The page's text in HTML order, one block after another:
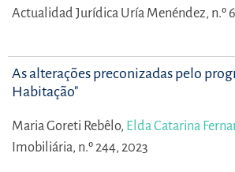
Actualidad Jurídica Uría Menéndez, n.º
As alterações preconizadas pelo
Habitação"
Maria Goreti Rebêlo, Elda Catarina
Imobiliária, n.º 244, 2023